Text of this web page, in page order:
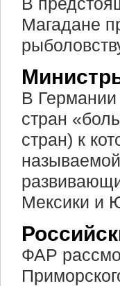
Магадане
В Германии
стран
стран) к
Мексики и
ФАР